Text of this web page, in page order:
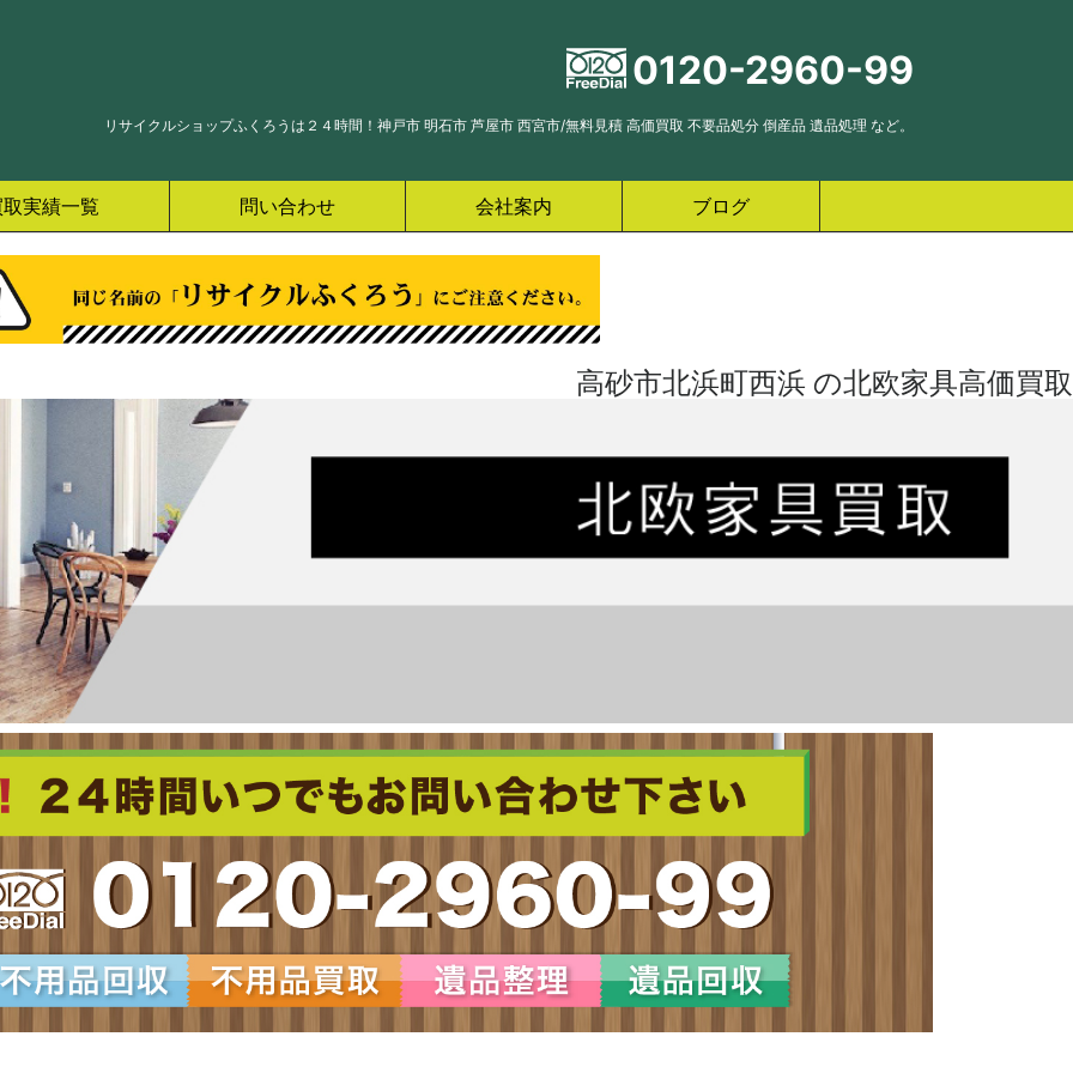
0120-2960-99
リサイクルショップふくろうは２４時間！神戸市 明石市 芦屋市 西宮市/無料見積 高価買取 不要品処分 倒産品 遺品処理 など。
実績一覧 問い合わせ 会社案内 ブログ
高砂市北浜町西浜 の北欧家具高価買取